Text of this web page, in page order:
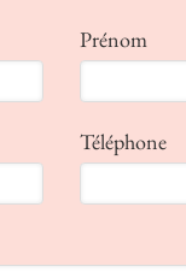
Prénom
Téléphone